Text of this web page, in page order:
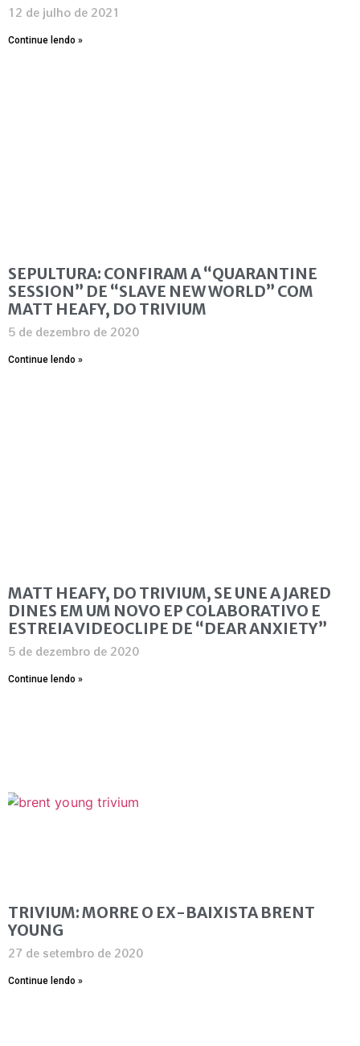
12 de julho de 2021
Continue lendo »
SEPULTURA: CONFIRAM A “QUARANTINE
SESSION” DE “SLAVE NEW WORLD” COM
MATT HEAFY, DO TRIVIUM
5 de dezembro de 2020
Continue lendo »
MATT HEAFY, DO TRIVIUM, SE UNE A JARED
DINES EM UM NOVO EP COLABORATIVO E
ESTREIA VIDEOCLIPE DE “DEAR ANXIETY”
5 de dezembro de 2020
Continue lendo »
TRIVIUM: MORRE O EX-BAIXISTA BRENT
YOUNG
27 de setembro de 2020
Continue lendo »